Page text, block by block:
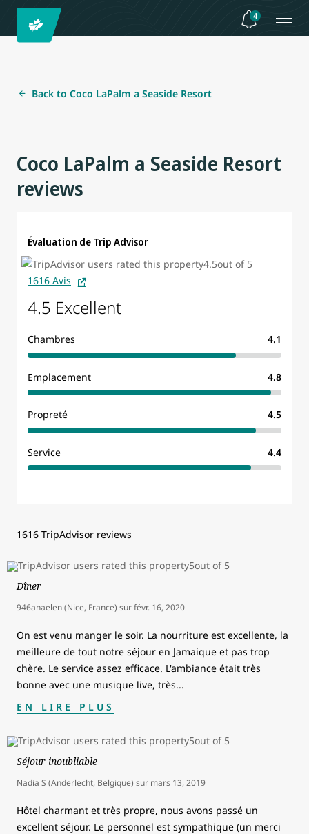
4
Back to Coco LaPalm a Seaside Resort
Coco LaPalm a Seaside Resort
reviews
Évaluation de Trip Advisor
1616 Avis
4.5 Excellent
Chambres 4.1
Emplacement 4.8
Propreté 4.5
Service 4.4
1616 TripAdvisor reviews
Dîner
946anaelen (Nice, France) surfévr. 16, 2020
On est venu manger le soir. La nourriture est excellente, la
meilleure de tout notre séjour en Jamaique et pas trop
chère. Le service assez efficace. L'ambiance était très
bonne avec une musique live, très...
EN LIRE PLUS
Séjour inoubliable
Nadia S (Anderlecht, Belgique) sur mars 13, 2019
Hôtel charmant et très propre, nous avons passé un
excellent séjour. Le personnel est sympathique (un merci